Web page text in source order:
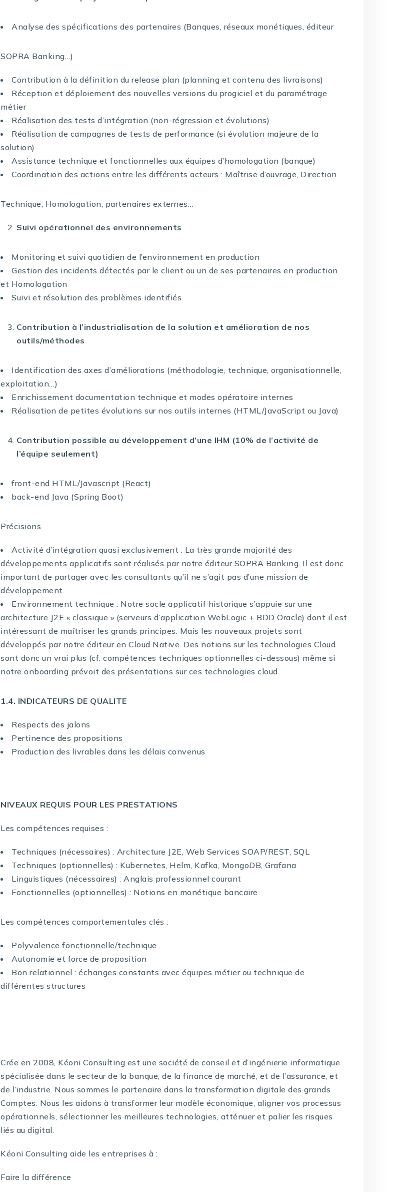
Analyse des spécifications des partenaires (Banques, réseaux monétiques, éditeur
SOPRA Banking…)
Contribution à la définition du release plan (planning et contenu des livraisons)
Réception et déploiement des nouvelles versions du progiciel et du paramétrage
métier
Réalisation des tests d’intégration (non-régression et évolutions)
Réalisation de campagnes de tests de performance (si évolution majeure de la
solution)
Assistance technique et fonctionnelles aux équipes d’homologation (banque)
Coordination des actions entre les différents acteurs : Maîtrise d’ouvrage, Direction
Technique, Homologation, partenaires externes…
Suivi opérationnel des environnements
Monitoring et suivi quotidien de l’environnement en production
Gestion des incidents détectés par le client ou un de ses partenaires en production
et Homologation
Suivi et résolution des problèmes identifiés
Contribution à l’industrialisation de la solution et amélioration de nos
outils/méthodes
Identification des axes d’améliorations (méthodologie, technique, organisationnelle,
exploitation…)
Enrichissement documentation technique et modes opératoire internes
Réalisation de petites évolutions sur nos outils internes (HTML/JavaScript ou Java)
Contribution possible au développement d’une IHM (10% de l’activité de
l’équipe seulement)
front-end HTML/Javascript (React)
back-end Java (Spring Boot)
Précisions
Activité d’intégration quasi exclusivement : La très grande majorité des
développements applicatifs sont réalisés par notre éditeur SOPRA Banking. Il est donc
important de partager avec les consultants qu’il ne s’agit pas d’une mission de
développement.
Environnement technique : Notre socle applicatif historique s’appuie sur une
architecture J2E « classique » (serveurs d’application WebLogic + BDD Oracle) dont il est
intéressant de maîtriser les grands principes. Mais les nouveaux projets sont
développés par notre éditeur en Cloud Native. Des notions sur les technologies Cloud
sont donc un vrai plus (cf. compétences techniques optionnelles ci-dessous) même si
notre onboarding prévoit des présentations sur ces technologies cloud.
1.4. INDICATEURS DE QUALITE
Respects des jalons
Pertinence des propositions
Production des livrables dans les délais convenus
NIVEAUX REQUIS POUR LES PRESTATIONS
Les compétences requises :
Techniques (nécessaires) : Architecture J2E, Web Services SOAP/REST, SQL
Techniques (optionnelles) : Kubernetes, Helm, Kafka, MongoDB, Grafana
Linguistiques (nécessaires) : Anglais professionnel courant
Fonctionnelles (optionnelles) : Notions en monétique bancaire
Les compétences comportementales clés :
Polyvalence fonctionnelle/technique
Autonomie et force de proposition
Bon relationnel : échanges constants avec équipes métier ou technique de
différentes structures
Crée en 2008, Kéoni Consulting est une société de conseil et d’ingénierie informatique
spécialisée dans le secteur de la banque, de la finance de marché, et de l’assurance, et
de l’industrie. Nous sommes le partenaire dans la transformation digitale des grands
Comptes. Nous les aidons à transformer leur modèle économique, aligner vos processus
opérationnels, sélectionner les meilleures technologies, atténuer et palier les risques
liés au digital.
Kéoni Consulting aide les entreprises à :
Faire la différence